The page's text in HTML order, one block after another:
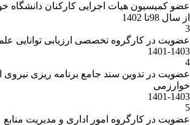
عضو کمیسیون هیات اجرایی کارکنان دانشگاه
از سال 98تا 1402
3
عضویت در کارگروه تخصصی ارزیابی توانایی
1401-1403
4
عضویت در تدوین سند جامع برنامه ریزی نیروی
خوارزمی
1401-1403
5
عضویت در کارگروه امور اداری و مدیریت منابع